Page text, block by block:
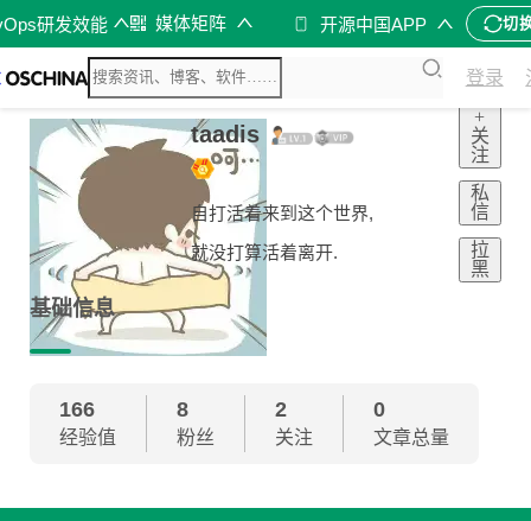
研发效能 媒体矩阵 开源中国APP 切
登录
taadis
自打活着来到这个世界,
就没打算活着离开.
+
关
注
私
信
拉
黑
基础信息
166
经验值
8
粉丝
2
关注
0
文章总量